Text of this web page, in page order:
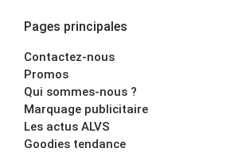
Pages principales
Contactez-nous
Promos
Qui sommes-nous ?
Marquage publicitaire
Les actus ALVS
Goodies tendance